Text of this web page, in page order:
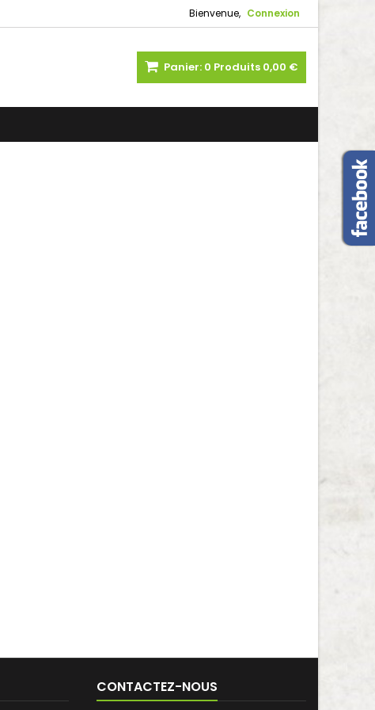
Bienvenue, Connexion
Panier: 0 Produits 0,00 €
CONTACTEZ-NOUS